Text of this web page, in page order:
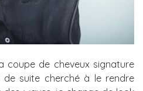
coupe de cheveux signature
suite cherché à le rendre